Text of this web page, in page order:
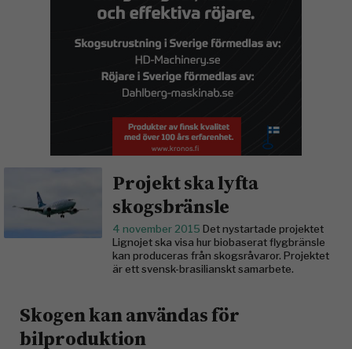
Projekt ska lyfta
skogsbränsle
4 november 2015 Det nystartade projektet
Lignojet ska visa hur biobaserat flygbränsle
kan produceras från skogsråvaror. Projektet
är ett svensk-brasilianskt samarbete.
Skogen kan användas för
bilproduktion